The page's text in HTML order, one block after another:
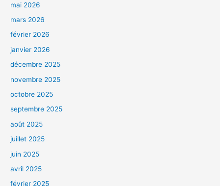
mai 2026
mars 2026
février 2026
janvier 2026
décembre 2025
novembre 2025
octobre 2025
septembre 2025
août 2025
juillet 2025
juin 2025
avril 2025
février 2025